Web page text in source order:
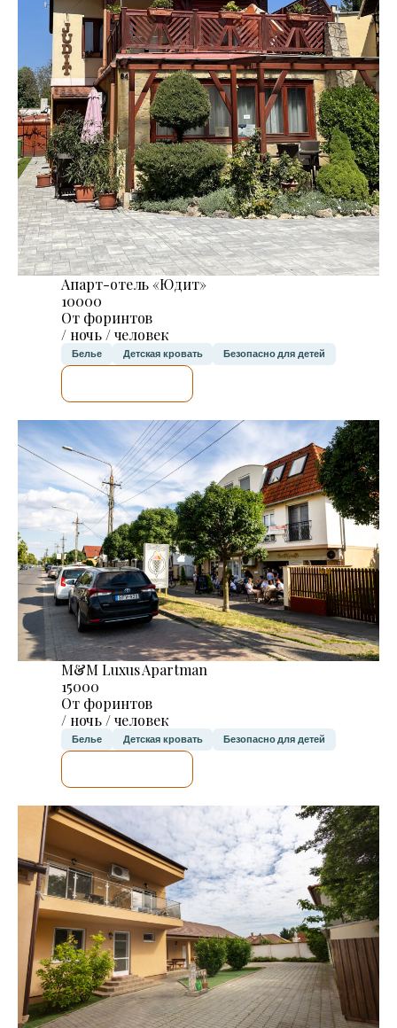
Апарт-отель «Юдит»
10000
От форинтов
/ ночь / человек
Белье Детская кровать Безопасно для детей
M&M Luxus Apartman
15000
От форинтов
/ ночь / человек
Белье Детская кровать Безопасно для детей